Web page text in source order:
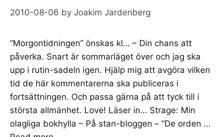
2010-08-06 by Joakim Jardenberg
”Morgontidningen” önskas kl… – Din chans att
påverka. Snart är sommarläget över och jag ska
upp i rutin-sadeln igen. Hjälp mig att avgöra vilken
tid de här kommentarerna ska publiceras i
fortsättningen. Och passa gärna på att tyck till i
största allmänhet. Love! Läser in… Strage: Min
olagliga bokhylla – På stan-bloggen – ”De orden …